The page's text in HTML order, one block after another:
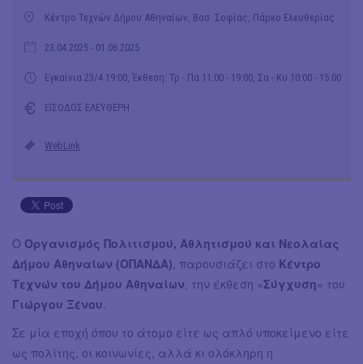
Κέντρο Τεχνών Δήμου Αθηναίων, Βασ. Σοφίας, Πάρκο Ελευθερίας
23.04.2025 - 01.06.2025
Εγκαίνια 23/4 19:00, Έκθεση: Τρ - Πα 11:00 - 19:00, Σα - Κυ 10:00 - 15:00
ΕΙΣΟΔΟΣ ΕΛΕΥΘΕΡΗ
WebLink
Ο Οργανισμός Πολιτισμού, Αθλητισμού και Νεολαίας
Δήμου Αθηναίων (ΟΠΑΝΔΑ), παρουσιάζει στο Κέντρο
Τεχνών του Δήμου Αθηναίων, την έκθεση «Σύγχυση» του
Γιώργου Ξένου.
Σε μία εποχή όπου το άτομο είτε ως απλό υποκείμενο είτε
ως πολίτης, οι κοινωνίες, αλλά κι ολόκληρη η